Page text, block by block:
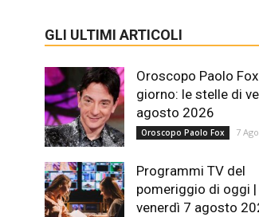
GLI ULTIMI ARTICOLI
Oroscopo Paolo
giorno: le stelle di
agosto 2026
Oroscopo Paolo Fox 7
Programmi TV del
pomeriggio di oggi |
venerdì 7 agosto